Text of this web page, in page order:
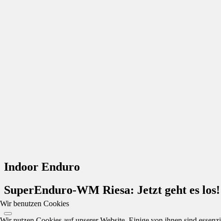
Indoor Enduro
SuperEnduro-WM Riesa: Jetzt geht es los!
Wir benutzen Cookies